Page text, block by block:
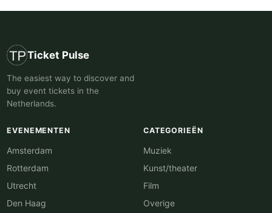
Ticket Pulse
The easiest way to discover and
buy event tickets in the
Netherlands.
EVENEMENTEN
Amsterdam
Rotterdam
Utrecht
Den Haag
CATEGORIEËN
Muziek
Kunst/theater
Film
Overige